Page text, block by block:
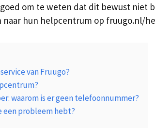
om te weten dat dit bewust niet
naar hun helpcentrum op fruugo.nl/
van Fruugo?
waarom is er geen telefoonnummer?
een probleem hebt?